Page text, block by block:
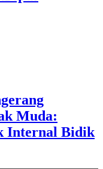
Muda:
Internal Bidik